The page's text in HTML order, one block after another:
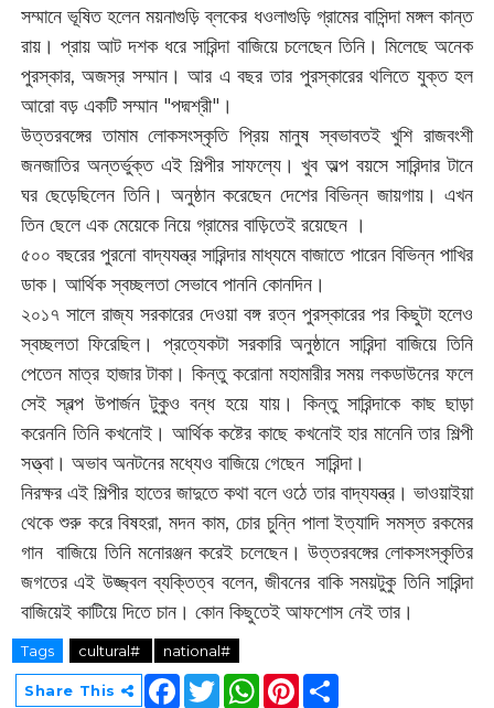
সম্মানে ভূষিত হলেন ময়নাগুড়ি ব্লকের ধওলাগুড়ি গ্রামের বাসিন্দা মঙ্গল কান্ত
রায়। প্রায় আট দশক ধরে সারিন্দা বাজিয়ে চলেছেন তিনি। মিলেছে অনেক
পুরস্কার, অজস্র সম্মান। আর এ বছর তার পুরস্কারের থলিতে যুক্ত হল
আরো বড় একটি সম্মান "পদ্মশ্রী"।
উত্তরবঙ্গের তামাম লোকসংস্কৃতি প্রিয় মানুষ স্বভাবতই খুশি রাজবংশী
জনজাতির অন্তর্ভুক্ত এই শিল্পীর সাফল্যে। খুব অল্প বয়সে সারিন্দার টানে
ঘর ছেড়েছিলেন তিনি। অনুষ্ঠান করেছেন দেশের বিভিন্ন জায়গায়। এখন
তিন ছেলে এক মেয়েকে নিয়ে গ্রামের বাড়িতেই রয়েছেন ।
৫০০ বছরের পুরনো বাদ্যযন্ত্র সারিন্দার মাধ্যমে বাজাতে পারেন বিভিন্ন পাখির
ডাক। আর্থিক স্বচ্ছলতা সেভাবে পাননি কোনদিন।
২০১৭ সালে রাজ্য সরকারের দেওয়া বঙ্গ রত্ন পুরস্কারের পর কিছুটা হলেও
স্বচ্ছলতা ফিরেছিল। প্রত্যেকটা সরকারি অনুষ্ঠানে সারিন্দা বাজিয়ে তিনি
পেতেন মাত্র হাজার টাকা। কিন্তু করোনা মহামারীর সময় লকডাউনের ফলে
সেই স্বল্প উপার্জন টুকুও বন্ধ হয়ে যায়। কিন্তু সারিন্দাকে কাছ ছাড়া
করেননি তিনি কখনোই। আর্থিক কষ্টের কাছে কখনোই হার মানেনি তার শিল্পী
সত্ত্বা। অভাব অনটনের মধ্যেও বাজিয়ে গেছেন সারিন্দা।
নিরক্ষর এই শিল্পীর হাতের জাদুতে কথা বলে ওঠে তার বাদ্যযন্ত্র। ভাওয়াইয়া
থেকে শুরু করে বিষহরা, মদন কাম, চোর চুন্নি পালা ইত্যাদি সমস্ত রকমের
গান বাজিয়ে তিনি মনোরঞ্জন করেই চলেছেন। উত্তরবঙ্গের লোকসংস্কৃতির
জগতের এই উজ্জ্বল ব্যক্তিত্ব বলেন, জীবনের বাকি সময়টুকু তিনি সারিন্দা
বাজিয়েই কাটিয়ে দিতে চান। কোন কিছুতেই আফশোস নেই তার।
Tags cultural# national#
Share This
F
a
T
w
W
h
P